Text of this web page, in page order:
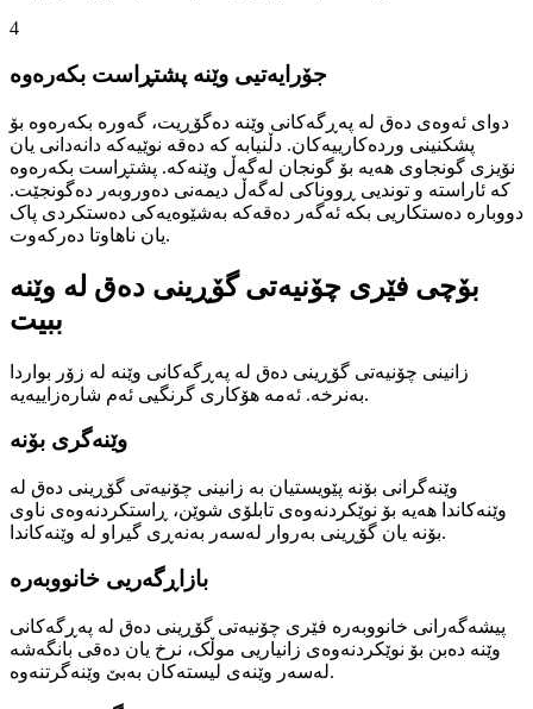
4
جۆرایەتیی وێنە پشتڕاست بکەرەوە
دوای ئەوەی دەق لە پەڕگەکانی وێنە دەگۆڕیت، گەورە بکەرەوە بۆ
پشکنینی وردەکارییەکان. دڵنیابە کە دەقە نوێیەکە دانەدانی یان
نۆیزی گونجاوی هەیە بۆ گونجان لەگەڵ وێنەکە. پشتڕاست بکەرەوە
کە ئاراستە و توندیی ڕووناکی لەگەڵ دیمەنی دەوروبەر دەگونجێت.
دووبارە دەستکاریی بکە ئەگەر دەقەکە بەشێوەیەکی دەستکردی پاک
یان ناهاوتا دەرکەوت.
بۆچی فێری چۆنیەتی گۆڕینی دەق لە وێنە
ببیت
زانینی چۆنیەتی گۆڕینی دەق لە پەڕگەکانی وێنە لە زۆر بواردا
بەنرخە. ئەمە هۆکاری گرنگیی ئەم شارەزاییەیە.
وێنەگری بۆنە
وێنەگرانی بۆنە پێویستیان بە زانینی چۆنیەتی گۆڕینی دەق لە
وێنەکاندا هەیە بۆ نوێکردنەوەی تابلۆی شوێن، ڕاستکردنەوەی ناوی
بۆنە یان گۆڕینی بەروار لەسەر بەنەڕی گیراو لە وێنەکاندا.
بازاڕگەریی خانووبەرە
پیشەگەرانی خانووبەرە فێری چۆنیەتی گۆڕینی دەق لە پەڕگەکانی
وێنە دەبن بۆ نوێکردنەوەی زانیاریی موڵک، نرخ یان دەقی بانگەشە
لەسەر وێنەی لیستەکان بەبێ وێنەگرتنەوە.